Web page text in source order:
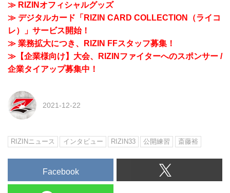
≫ RIZINオフィシャルグッズ
≫ デジタルカード「RIZIN CARD COLLECTION（ライコ
レ）」サービス開始！
≫ 業務拡大につき、RIZIN FFスタッフ募集！
≫【企業様向け】大会、RIZINファイターへのスポンサー /
企業タイアップ募集中！
2021-12-22
RIZINニュース インタビュー RIZIN33 公開練習 斎藤裕
Facebook